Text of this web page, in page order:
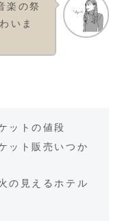
楽の祭
いま
ットの値段
ット販売いつか
の見えるホテル